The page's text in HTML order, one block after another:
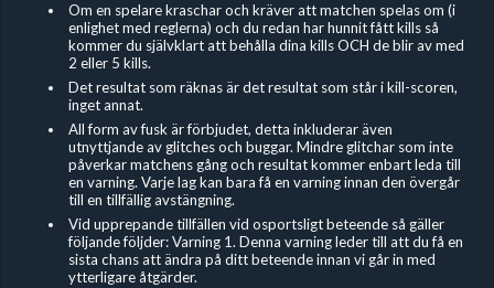
Om en spelare kraschar och kräver att matchen spelas om (i
enlighet med reglerna) och du redan har hunnit fått kills så
kommer du självklart att behålla dina kills OCH de blir av med
2 eller 5 kills.
Det resultat som räknas är det resultat som står i kill-scoren,
inget annat.
All form av fusk är förbjudet, detta inkluderar även
utnyttjande av glitches och buggar. Mindre glitchar som inte
påverkar matchens gång och resultat kommer enbart leda till
en varning. Varje lag kan bara få en varning innan den övergår
till en tillfällig avstängning.
Vid upprepande tillfällen vid osportsligt beteende så gäller
följande följder: Varning 1. Denna varning leder till att du få en
sista chans att ändra på ditt beteende innan vi går in med
ytterligare åtgärder.